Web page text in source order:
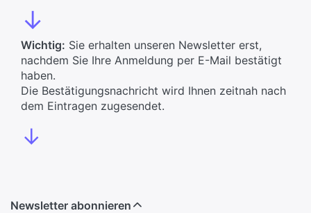
↓
Wichtig: Sie erhalten unseren Newsletter erst,
nachdem Sie Ihre Anmeldung per E-Mail bestätigt
haben.
Die Bestätigungsnachricht wird Ihnen zeitnah nach
dem Eintragen zugesendet.
↓
Newsletter abonnieren